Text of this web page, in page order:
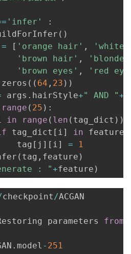
'infer'
:
( )
= [ 'orange hair' ,
'white
'brown hair' ,
'brown eyes' ,
'red
zeros ( ( 64 , 23 ) )
args . hairStyle+" AND "+
range ( 25 ) :
in range ( len ( tag_dict ) )
tag_dict [ i] in feature
tag
[ j ] [ i] =
1
( tag , feature )
: "+feature )
checkpoint/ACGAN
parameters from
. model - 251